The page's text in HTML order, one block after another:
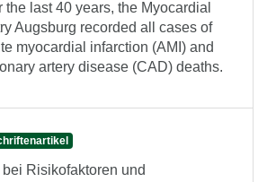
the last 40 years, the Myocardial
Augsburg recorded all cases of
myocardial infarction (AMI) and
artery disease (CAD) deaths.
Risikofaktoren und